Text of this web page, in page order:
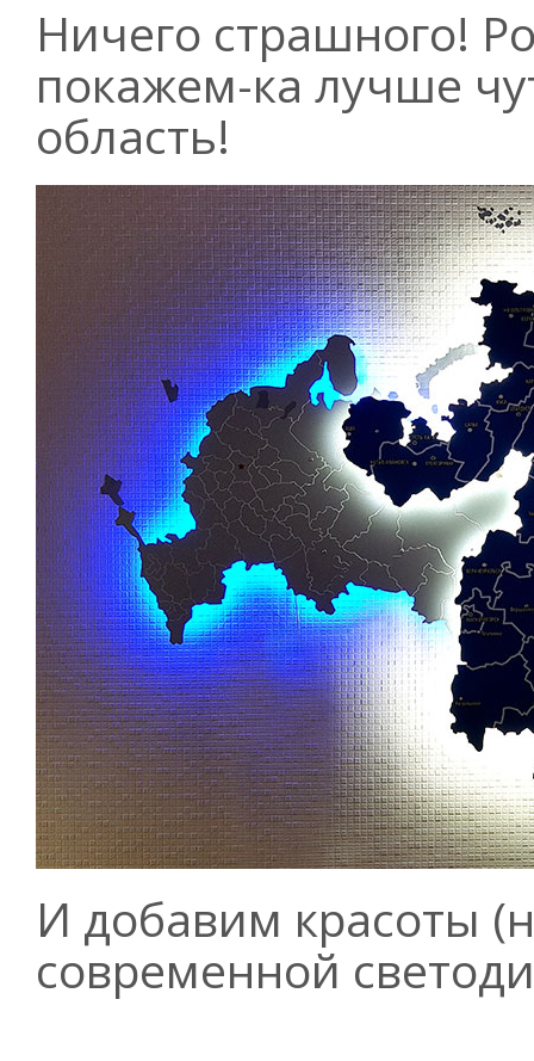
Ничего страшного!
покажем-ка лучше
область!
И добавим красоты
современной